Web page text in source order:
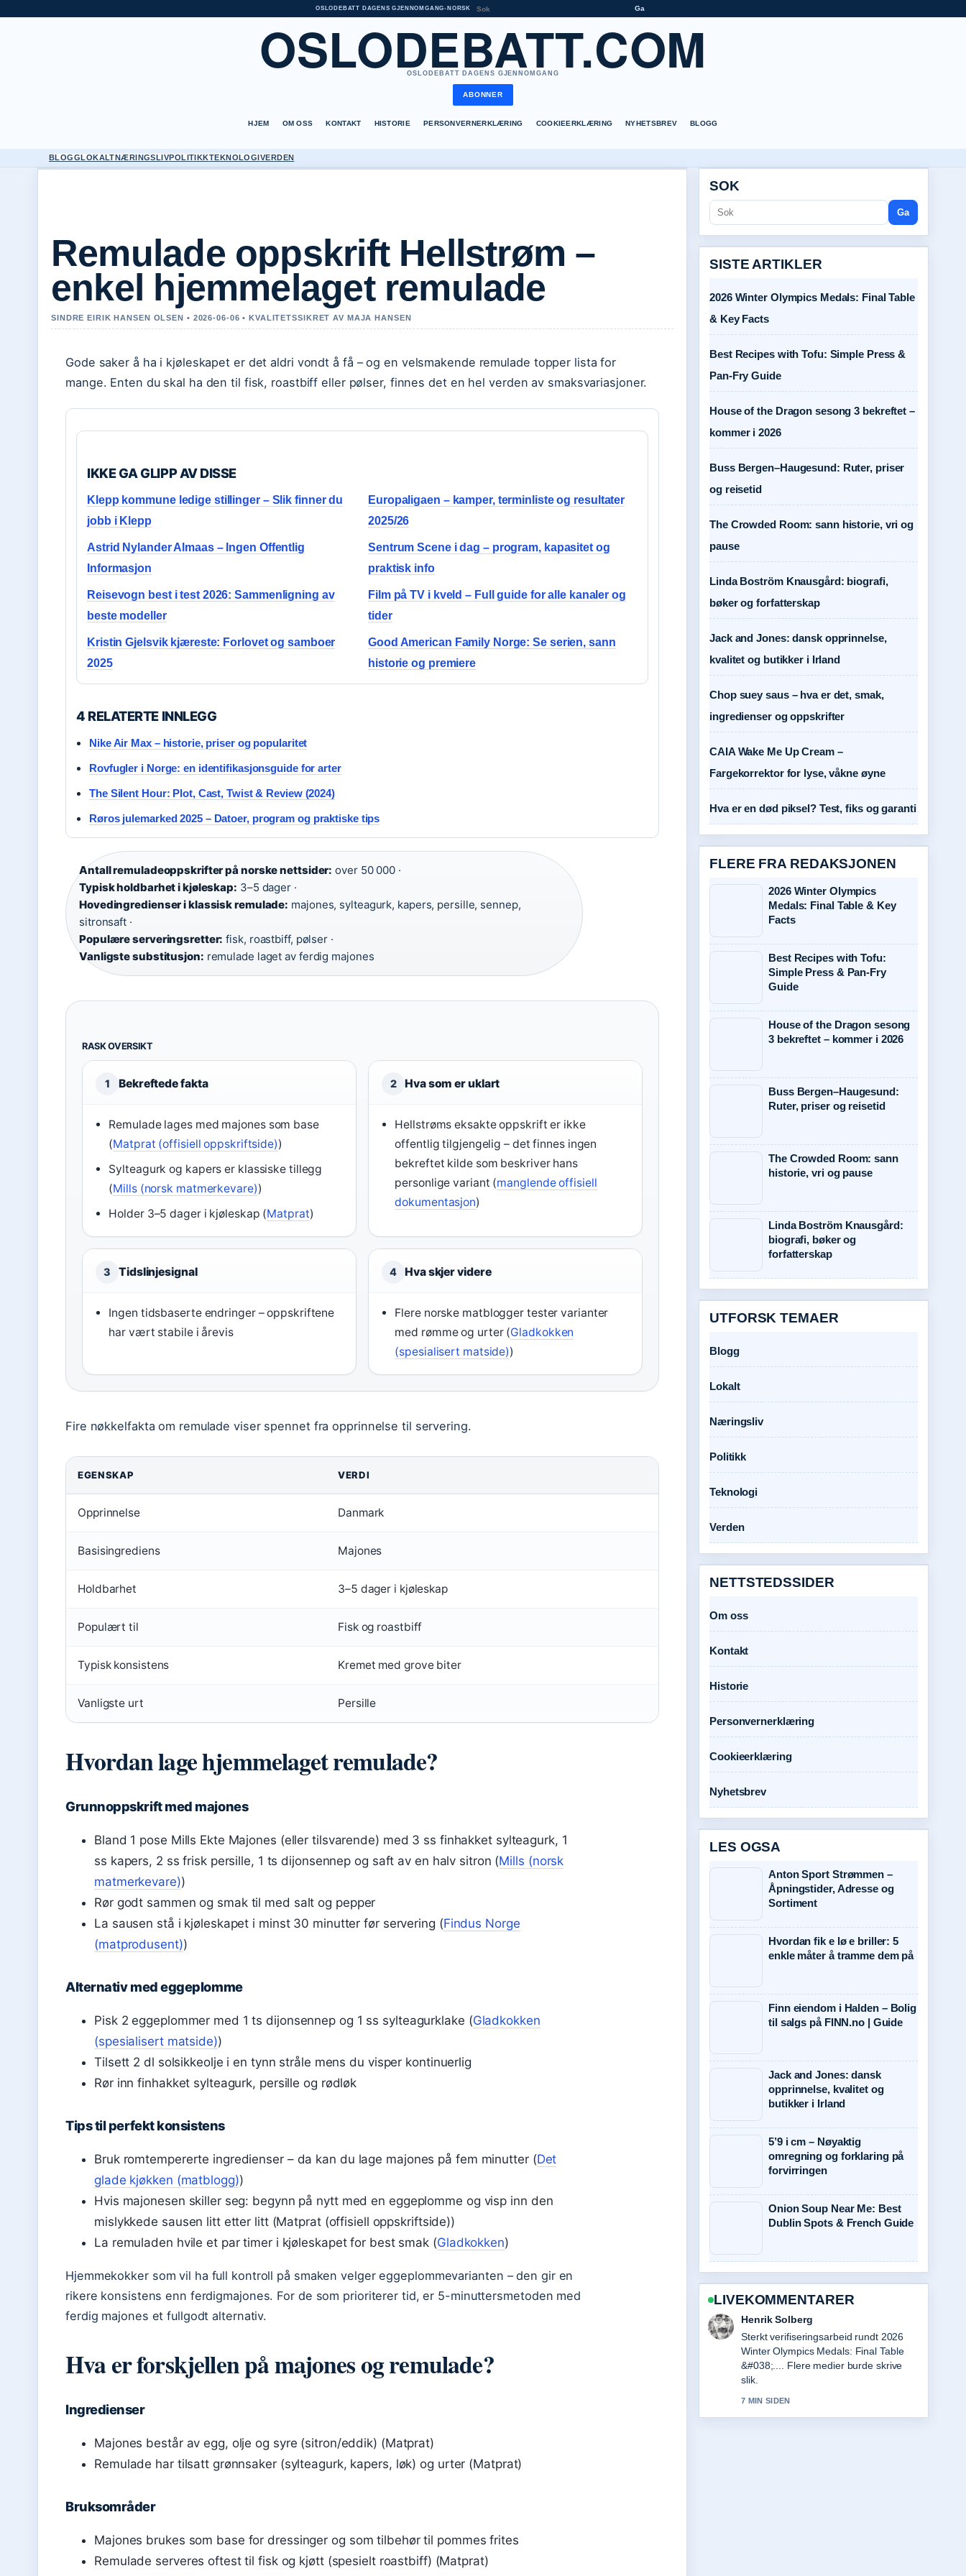
OSLODEBATT DAGENS GJENNOMGANG• NORSK Ga
OSLODEBATT.COM
OSLODEBATT DAGENS GJENNOMGANG
ABONNER
HJEM OM OSS KONTAKT HISTORIE PERSONVERNERKLÆRING COOKIEERKLÆRING NYHETSBREV BLOGG
BLOGGLOKALTNÆRINGSLIVPOLITIKKTEKNOLOGIVERDEN
Remulade oppskrift Hellstrøm –
enkel hjemmelaget remulade
SINDRE EIRIK HANSEN OLSEN • 2026-06-06 • KVALITETSSIKRET AV MAJA HANSEN
Gode saker å ha i kjøleskapet er det aldri vondt å få – og en velsmakende remulade topper lista for
mange. Enten du skal ha den til fisk, roastbiff eller pølser, finnes det en hel verden av smaksvariasjoner.
IKKE GA GLIPP AV DISSE
Klepp kommune ledige stillinger – Slik finner du
jobb i Klepp
Europaligaen – kamper, terminliste og resultater
2025/26
Astrid Nylander Almaas – Ingen Offentlig
Informasjon
Sentrum Scene i dag – program, kapasitet og
praktisk info
Reisevogn best i test 2026: Sammenligning av
beste modeller
Film på TV i kveld – Full guide for alle kanaler og
tider
Kristin Gjelsvik kjæreste: Forlovet og samboer
2025
Good American Family Norge: Se serien, sann
historie og premiere
4 RELATERTE INNLEGG
Nike Air Max – historie, priser og popularitet
Rovfugler i Norge: en identifikasjonsguide for arter
The Silent Hour: Plot, Cast, Twist & Review (2024)
Røros julemarked 2025 – Datoer, program og praktiske tips
Antall remuladeoppskrifter på norske nettsider: over 50 000 ·
Typisk holdbarhet i kjøleskap: 3–5 dager ·
Hovedingredienser i klassisk remulade: majones, sylteagurk, kapers, persille, sennep,
sitronsaft ·
Populære serveringsretter: fisk, roastbiff, pølser ·
Vanligste substitusjon: remulade laget av ferdig majones
RASK OVERSIKT
1 Bekreftede fakta
Remulade lages med majones som base
(Matprat (offisiell oppskriftside))
Sylteagurk og kapers er klassiske tillegg
(Mills (norsk matmerkevare))
Holder 3–5 dager i kjøleskap (Matprat)
2 Hva som er uklart
Hellstrøms eksakte oppskrift er ikke
offentlig tilgjengelig – det finnes ingen
bekreftet kilde som beskriver hans
personlige variant (manglende offisiell
dokumentasjon)
3 Tidslinjesignal
Ingen tidsbaserte endringer – oppskriftene
har vært stabile i årevis
4 Hva skjer videre
Flere norske matblogger tester varianter
med rømme og urter (Gladkokken
(spesialisert matside))
Fire nøkkelfakta om remulade viser spennet fra opprinnelse til servering.
EGENSKAP VERDI
Opprinnelse Danmark
Basisingrediens Majones
Holdbarhet 3–5 dager i kjøleskap
Populært til Fisk og roastbiff
Typisk konsistens Kremet med grove biter
Vanligste urt Persille
Hvordan lage hjemmelaget remulade?
Grunnoppskrift med majones
Bland 1 pose Mills Ekte Majones (eller tilsvarende) med 3 ss finhakket sylteagurk, 1
ss kapers, 2 ss frisk persille, 1 ts dijonsennep og saft av en halv sitron (Mills (norsk
matmerkevare))
Rør godt sammen og smak til med salt og pepper
La sausen stå i kjøleskapet i minst 30 minutter før servering (Findus Norge
(matprodusent))
Alternativ med eggeplomme
Pisk 2 eggeplommer med 1 ts dijonsennep og 1 ss sylteagurklake (Gladkokken
(spesialisert matside))
Tilsett 2 dl solsikkeolje i en tynn stråle mens du visper kontinuerlig
Rør inn finhakket sylteagurk, persille og rødløk
Tips til perfekt konsistens
Bruk romtempererte ingredienser – da kan du lage majones på fem minutter (Det
glade kjøkken (matblogg))
Hvis majonesen skiller seg: begynn på nytt med en eggeplomme og visp inn den
mislykkede sausen litt etter litt (Matprat (offisiell oppskriftside))
La remuladen hvile et par timer i kjøleskapet for best smak (Gladkokken)
Hjemmekokker som vil ha full kontroll på smaken velger eggeplommevarianten – den gir en
rikere konsistens enn ferdigmajones. For de som prioriterer tid, er 5-minuttersmetoden med
ferdig majones et fullgodt alternativ.
Hva er forskjellen på majones og remulade?
Ingredienser
Majones består av egg, olje og syre (sitron/eddik) (Matprat)
Remulade har tilsatt grønnsaker (sylteagurk, kapers, løk) og urter (Matprat)
Bruksområder
Majones brukes som base for dressinger og som tilbehør til pommes frites
Remulade serveres oftest til fisk og kjøtt (spesielt roastbiff) (Matprat)
SOK
Ga
SISTE ARTIKLER
2026 Winter Olympics Medals: Final Table
& Key Facts
Best Recipes with Tofu: Simple Press &
Pan-Fry Guide
House of the Dragon sesong 3 bekreftet –
kommer i 2026
Buss Bergen–Haugesund: Ruter, priser
og reisetid
The Crowded Room: sann historie, vri og
pause
Linda Boström Knausgård: biografi,
bøker og forfatterskap
Jack and Jones: dansk opprinnelse,
kvalitet og butikker i Irland
Chop suey saus – hva er det, smak,
ingredienser og oppskrifter
CAIA Wake Me Up Cream –
Fargekorrektor for lyse, våkne øyne
Hva er en død piksel? Test, fiks og garanti
FLERE FRA REDAKSJONEN
2026 Winter Olympics
Medals: Final Table & Key
Facts
Best Recipes with Tofu:
Simple Press & Pan-Fry
Guide
House of the Dragon sesong
3 bekreftet – kommer i 2026
Buss Bergen–Haugesund:
Ruter, priser og reisetid
The Crowded Room: sann
historie, vri og pause
Linda Boström Knausgård:
biografi, bøker og
forfatterskap
UTFORSK TEMAER
Blogg
Lokalt
Næringsliv
Politikk
Teknologi
Verden
NETTSTEDSSIDER
Om oss
Kontakt
Historie
Personvernerklæring
Cookieerklæring
Nyhetsbrev
LES OGSA
Anton Sport Strømmen –
Åpningstider, Adresse og
Sortiment
Hvordan fik e lø e briller: 5
enkle måter å tramme dem på
Finn eiendom i Halden – Bolig
til salgs på FINN.no | Guide
Jack and Jones: dansk
opprinnelse, kvalitet og
butikker i Irland
5’9 i cm – Nøyaktig
omregning og forklaring på
forvirringen
Onion Soup Near Me: Best
Dublin Spots & French Guide
LIVEKOMMENTARER
Nora Berg
God gjennomgang av Best Recipes
with Tofu: Simple Press &#038;.... Dette
er den klarest oppsummeringen i dag.
9 MIN SIDEN